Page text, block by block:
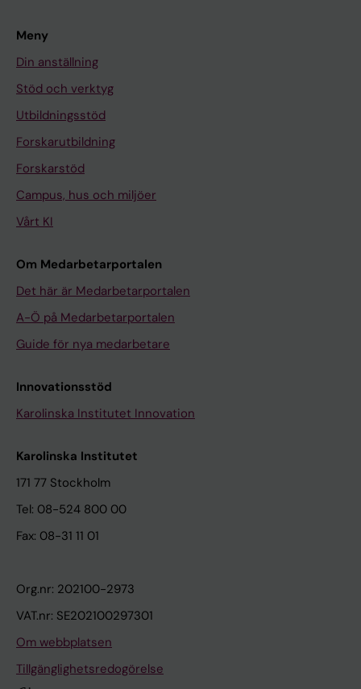
Meny
Din anställning
Stöd och verktyg
Utbildningsstöd
Forskarutbildning
Forskarstöd
Campus, hus och miljöer
Vårt KI
Om Medarbetarportalen
Det här är Medarbetarportalen
A-Ö på Medarbetarportalen
Guide för nya medarbetare
Innovationsstöd
Karolinska Institutet Innovation
Karolinska Institutet
171 77 Stockholm
Tel: 08-524 800 00
Fax: 08-31 11 01
Org.nr: 202100-2973
VAT.nr: SE202100297301
Om webbplatsen
Tillgänglighetsredogörelse